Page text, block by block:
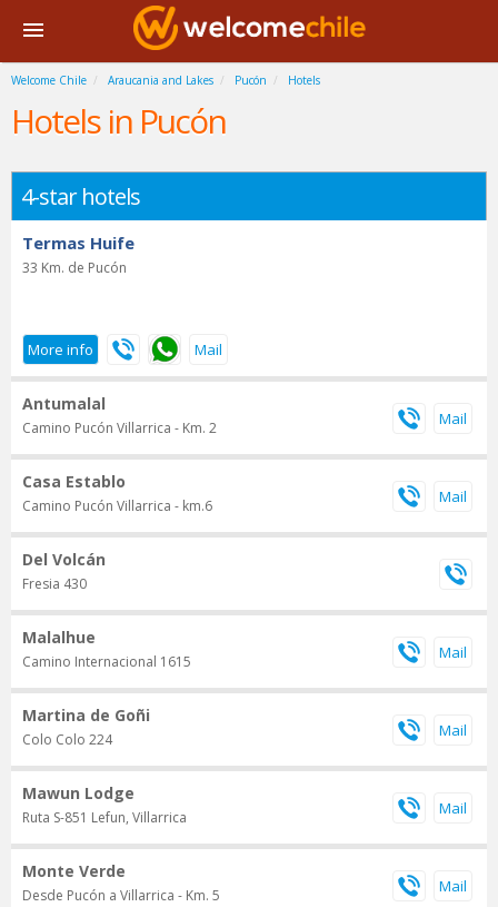
Welcome Chile Araucania and Lakes Pucón Hotels
Hotels in Pucón
4-star hotels
Termas Huife
33 Km. de Pucón
Antumalal
Camino Pucón Villarrica - Km. 2
Casa Establo
Camino Pucón Villarrica - km.6
Del Volcán
Fresia 430
Malalhue
Camino Internacional 1615
Martina de Goñi
Colo Colo 224
Mawun Lodge
Ruta S-851 Lefun, Villarrica
Monte Verde
Desde Pucón a Villarrica - Km. 5